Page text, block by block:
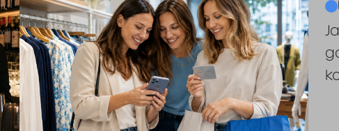
Klient ma możliwość
uruchomienia części
Rachunku Karty z chwilą
w ramach usługi Fast
umowy : Umowa zostaje zawarta